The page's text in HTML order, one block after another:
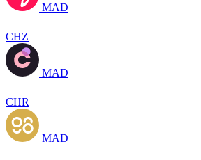
MAD
CHZ
MAD
CHR
MAD